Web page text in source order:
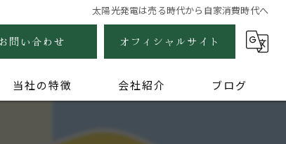
太陽光発電は売る時代から自家消費時代へ
お問い合わせ オフィシャルサイト
当社の特徴 会社紹介 ブログ